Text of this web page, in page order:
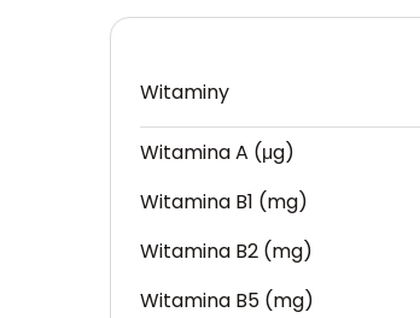
Witaminy
Witamina A (μg)
Witamina B1 (mg)
Witamina B2 (mg)
Witamina B5 (mg)